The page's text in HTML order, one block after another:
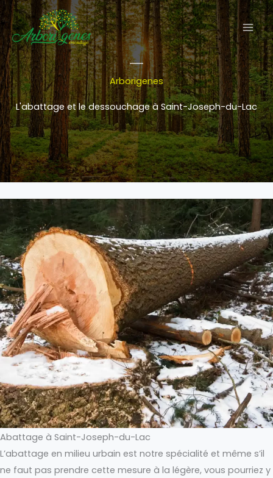
Aller
au
contenu
Arborigenes
L'abattage et le dessouchage à Saint-Joseph-du-Lac
Abattage à Saint-Joseph-du-Lac
L’abattage en milieu urbain est notre spécialité et même s’il
ne faut pas prendre cette mesure à la légère, vous pourriez y